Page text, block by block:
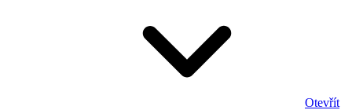
Otevřít